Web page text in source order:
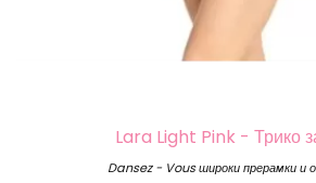
Lara Light Pink - Трико
Dansez - Vous широки прерамки и